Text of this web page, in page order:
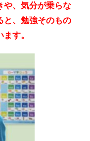
や、気分が乗らな
と、勉強そのもの
す。